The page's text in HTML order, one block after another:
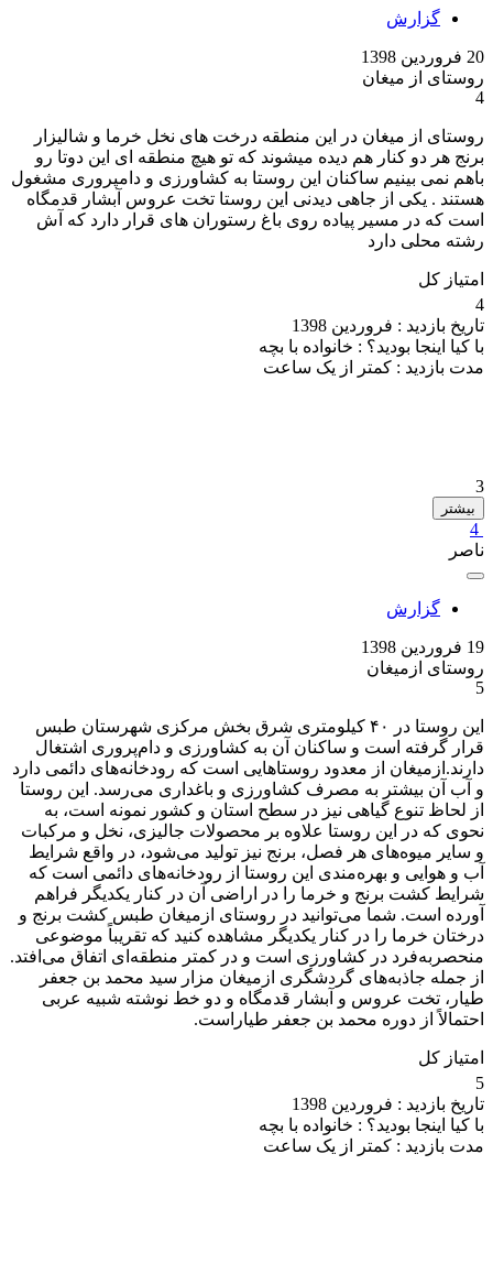
گزارش
20 فروردین 1398
روستای از میغان
4
روستای از میغان در این منطقه درخت های نخل خرما و شالیزار
برنج هر دو کنار هم دیده میشوند که تو هیچ منطقه ای این دوتا رو
باهم نمی بینیم ساکنان این روستا به کشاورزی و دامپروری مشغول
هستند . یکی از جاهی دیدنی این روستا تخت عروس آبشار قدمگاه
است که در مسیر پیاده روی باغ رستوران های قرار دارد که آش
رشته محلی دارد
امتیاز کل
4
تاریخ بازدید : فروردین 1398
با کیا اینجا بودید؟ : خانواده با بچه
مدت بازدید : کمتر از یک ساعت
3
بیشتر
4
ناصر
گزارش
19 فروردین 1398
روستای ازمیغان
5
این روستا در ۴۰ کیلومتری شرق بخش مرکزی شهرستان طبس
قرار گرفته است و ساکنان آن به کشاورزی و دام‌پروری اشتغال
دارند.ازمیغان از معدود روستاهایی است که رودخانه‌های دائمی دارد
و آب آن بیشتر به مصرف کشاورزی و باغداری می‌رسد. این روستا
از لحاظ تنوع گیاهی نیز در سطح استان و کشور نمونه است، به
نحوی که در این روستا علاوه بر محصولات جالیزی، نخل و مرکبات
و سایر میوه‌های هر فصل، برنج نیز تولید می‌شود، در واقع شرایط
آب و هوایی و بهره‌مندی این روستا از رودخانه‌های دائمی است که
شرایط کشت برنج و خرما را در اراضی آن در کنار یکدیگر فراهم
آورده است. شما می‌توانید در روستای ازمیغان طبس کشت برنج و
درختان خرما را در کنار یکدیگر مشاهده کنید که تقریباً موضوعی
منحصربه‌فرد در کشاورزی است و در کمتر منطقه‌ای اتفاق می‌افتد.
از جمله جاذبه‌های گردشگری ازمیغان مزار سید محمد بن جعفر
طیار، تخت عروس و آبشار قدمگاه و دو خط نوشته شبیه عربی
احتمالاً از دوره محمد بن جعفر طیاراست.
امتیاز کل
5
تاریخ بازدید : فروردین 1398
با کیا اینجا بودید؟ : خانواده با بچه
مدت بازدید : کمتر از یک ساعت